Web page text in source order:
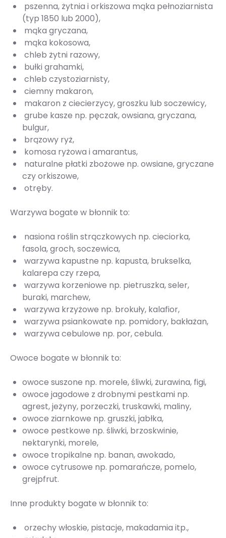
pszenna, żytnia i orkiszowa mąka pełnoziarnista
(typ 1850 lub 2000),
mąka gryczana,
mąka kokosowa,
chleb żytni razowy,
bułki grahamki,
chleb czystoziarnisty,
ciemny makaron,
makaron z ciecierzycy, groszku lub soczewicy,
grube kasze np. pęczak, owsiana, gryczana,
bulgur,
brązowy ryż,
komosa ryżowa i amarantus,
naturalne płatki zbożowe np. owsiane, gryczane
czy orkiszowe,
otręby.
Warzywa bogate w błonnik to:
nasiona roślin strączkowych np. cieciorka,
fasola, groch, soczewica,
warzywa kapustne np. kapusta, brukselka,
kalarepa czy rzepa,
warzywa korzeniowe np. pietruszka, seler,
buraki, marchew,
warzywa krzyżowe np. brokuły, kalafior,
warzywa psiankowate np. pomidory, bakłażan,
warzywa cebulowe np. por, cebula.
Owoce bogate w błonnik to:
owoce suszone np. morele, śliwki, żurawina, figi,
owoce jagodowe z drobnymi pestkami np.
agrest, jeżyny, porzeczki, truskawki, maliny,
owoce ziarnkowe np. gruszki, jabłka,
owoce pestkowe np. śliwki, brzoskwinie,
nektarynki, morele,
owoce tropikalne np. banan, awokado,
owoce cytrusowe np. pomarańcze, pomelo,
grejpfrut.
Inne produkty bogate w błonnik to:
orzechy włoskie, pistacje, makadamia itp.,